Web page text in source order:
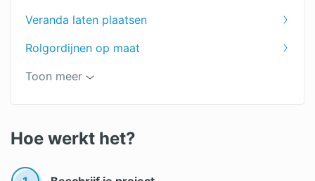
Veranda laten plaatsen
Rolgordijnen op maat
Vouwgordijnen op maat
Lamellen op maat
Zonwering kopen
Toon meer
Hoe werkt het?